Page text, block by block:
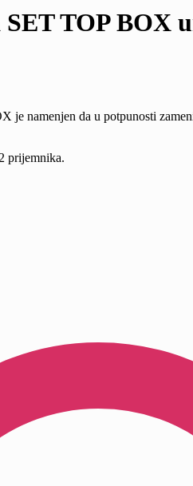
TOP BOX
je namenjen da u potpunosti
prijemnika.